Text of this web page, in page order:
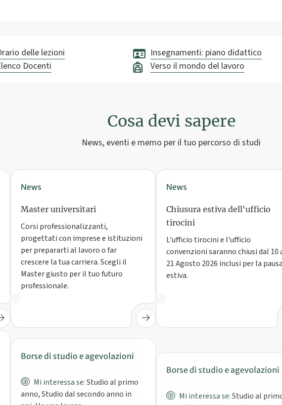
delle lezioni
Insegnamenti: piano didattico
Docenti
Verso il mondo del lavoro
Cosa devi sapere
News, eventi e memo per il tuo percorso di studi
News
Master universitari
Corsi professionalizzanti,
progettati con imprese e istituzioni
per prepararti al lavoro o far
crescere la tua carriera. Scegli il
Master giusto per il tuo futuro
professionale.
News
Chiusura estiva dell'ufficio
tirocini
L'ufficio tirocini e l'ufficio
convenzioni saranno chiusi dal 10
21 Agosto 2026 inclusi per la
estiva.
anno, Studio dal secondo anno in
poi, Ho una laurea
Mi interessa se:Studio al
poi, Ho una laurea